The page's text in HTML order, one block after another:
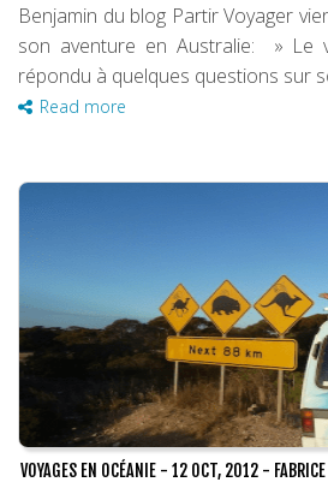
Benjamin du blog Partir Voyager
son aventure en Australie: » Le
répondu à quelques questions sur
Read more
VOYAGES EN OCÉANIE - 12 OCT, 2012 -